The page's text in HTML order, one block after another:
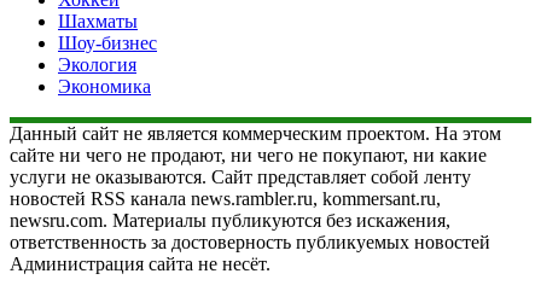
Шахматы
Шоу-бизнес
Экология
Экономика
Данный сайт не является коммерческим проектом. На этом
сайте ни чего не продают, ни чего не покупают, ни какие
услуги не оказываются. Сайт представляет собой ленту
новостей RSS канала news.rambler.ru, kommersant.ru,
newsru.com. Материалы публикуются без искажения,
ответственность за достоверность публикуемых новостей
Администрация сайта не несёт.